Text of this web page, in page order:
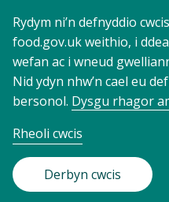
Rydym ni’n defnyddio
food.gov.uk weithio, i
wefan ac i wneud
Nid ydyn nhw’n cael eu
bersonol. Dysgu rhagor
Rheoli cwcis
Derbyn cwcis